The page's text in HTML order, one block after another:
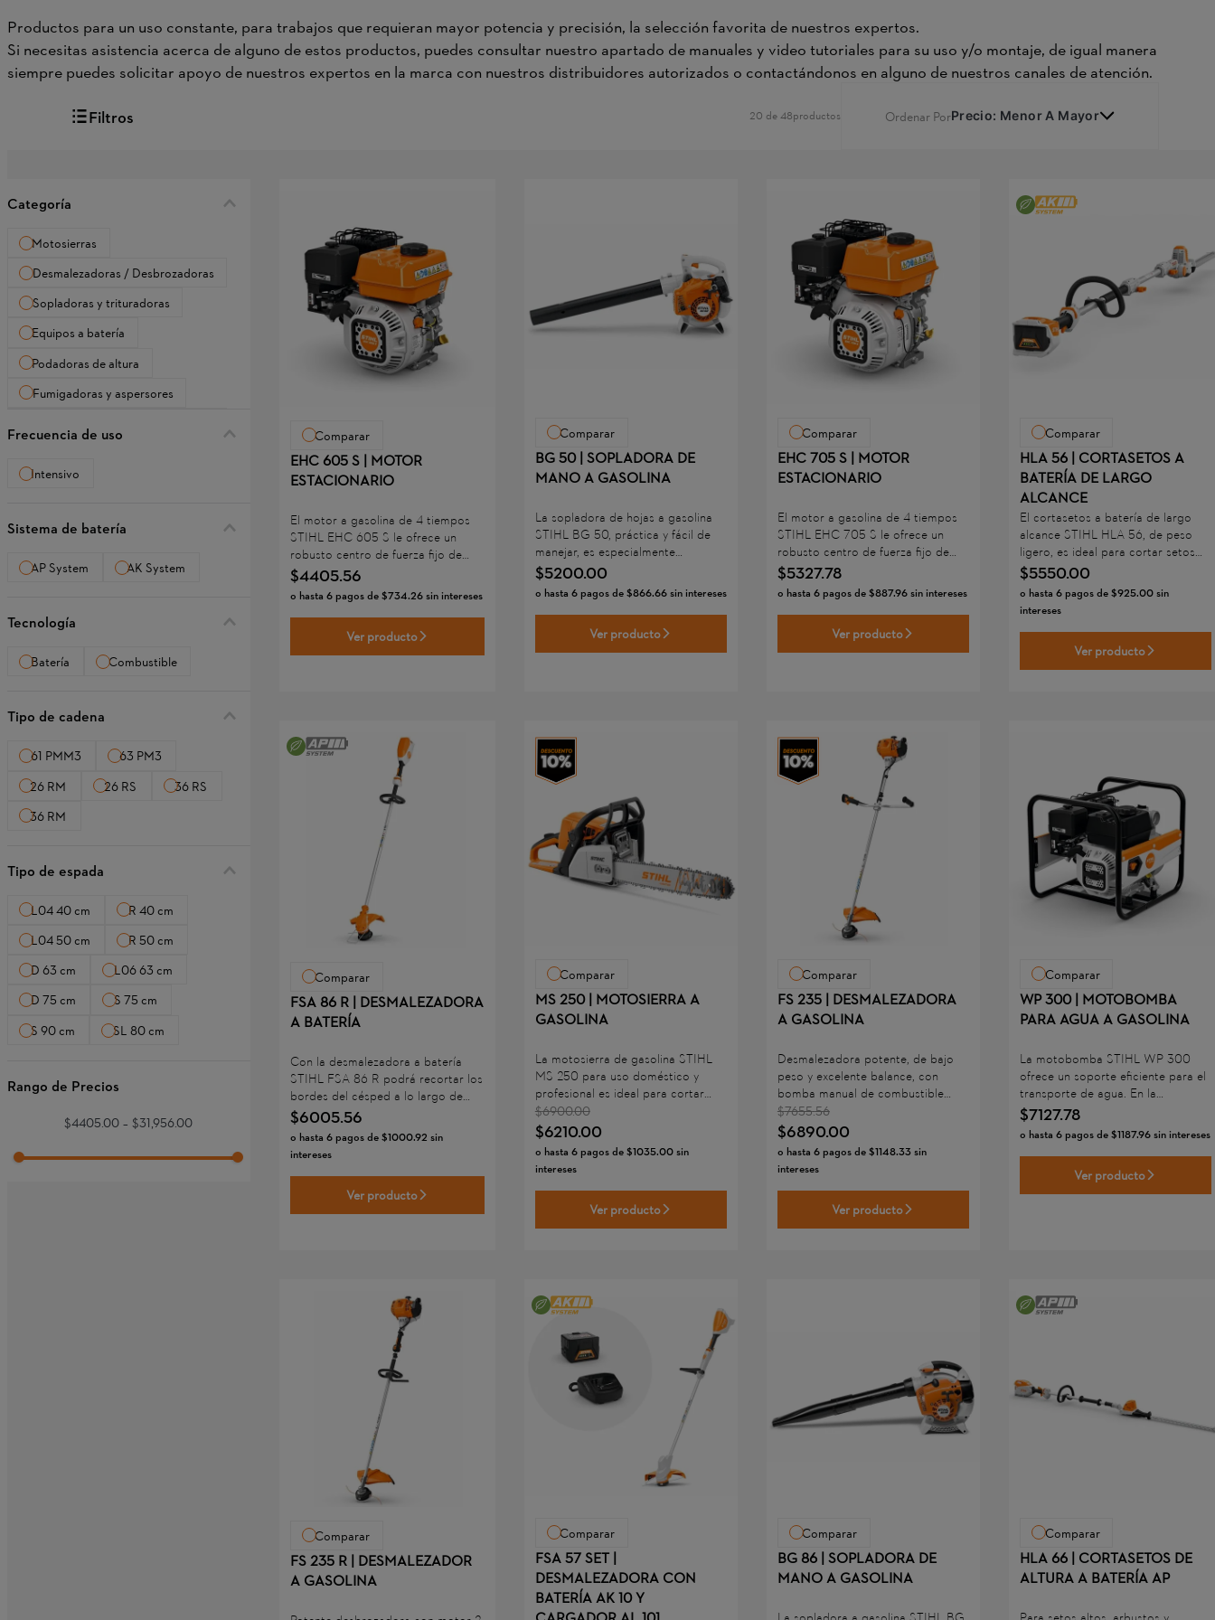
Productos para un uso constante, para trabajos que requieran mayor potencia y precisión, la selección favorita de nuestros expertos.
Si necesitas asistencia acerca de alguno de estos productos, puedes consultar nuestro apartado de manuales y video tutoriales para su uso y/o montaje, de igual manera
siempre puedes solicitar apoyo de nuestros expertos en la marca con nuestros distribuidores autorizados o contactándonos en alguno de nuestros canales de atención.
Filtros
20 de 48 Ordenar PorPrecio: Menor A Mayor
Categoría
Motosierras
Desmalezadoras / Desbrozadoras
Sopladoras y trituradoras
Equipos a batería
Podadoras de altura
Fumigadoras y aspersores
Frecuencia de uso
Intensivo
Sistema de batería
AP System AK System
Tecnología
Batería Combustible
Tipo de cadena
61 PMM3
63 PM3
26 RM
26 RS
36 RS
36 RM
Tipo de espada
L04 40 cm
R 40 cm
L04 50 cm
R 50 cm
D 63 cm
L06 63 cm
D 75 cm
S 75 cm
S 90 cm
SL 80 cm
$4405.00 – $31,956.00
Comparar
EHC 605 S | MOTOR
ESTACIONARIO
El motor a gasolina de 4 tiempos
STIHL EHC 605 S le ofrece un
robusto centro de fuerza fijo de
alto rendimiento, adecuado para
diversas actividades agrícolas y de
construcción. El eje de transmisión
forjado permite acoplar
cómodamente diversas
herramientas para facilitarle el
$4405.56
o hasta 6pagos de$734.26sin intereses
Ver producto
Comparar
BG 50 | SOPLADORA DE
MANO A GASOLINA
La sopladora de hojas a gasolina
STIHL BG 50, práctica y fácil de
manejar, es especialmente
adecuada para el trabajo en el
hogar, así como para tareas
domésticas y tareas sencillas en el
ámbito municipal.
$5200.00
o hasta 6pagos de$866.66sin intereses
Ver producto
Comparar
EHC 705 S | MOTOR
ESTACIONARIO
El motor a gasolina de 4 tiempos
STIHL EHC 705 S le ofrece un
robusto centro de fuerza fijo de
alto rendimiento, adecuado para
diversas actividades agrícolas y de
construcción. El eje de transmisión
forjado permite acoplar
cómodamente diversas
herramientas para facilitarle el
$5327.78
o hasta 6pagos de$887.96sin intereses
Ver producto
Comparar
HLA 56 | CORTASETOS A
BATERÍA DE LARGO
ALCANCE
El cortasetos a batería de largo
alcance STIHL HLA 56, de peso
ligero, es ideal para cortar setos
altos, arbustos y césped en
jardines residenciales y en entornos
sensibles al ruido. El STIHL HLA 56
utiliza baterías de iones de litio del
sistema STIHL AK.
$5550.00
o hasta 6pagos de$925.00sin
intereses
Ver producto
Comparar
FSA 86 R | DESMALEZADORA
A BATERÍA
Con la desmalezadora a batería
STIHL FSA 86 R podrá recortar los
bordes del césped a lo largo de
caminos y obstáculos de forma
limpia y eficiente. Los jardineros
aficionados, las pequeñas empresas
y los encargados de mantenimiento
también pueden cortar césped
pequeño gracias al potente motor
EC con un rendimiento de trabajo
$6005.56
o hasta 6pagos de$1000.92 sin
intereses
Ver producto
Comparar
MS 250 | MOTOSIERRA A
GASOLINA
La motosierra de gasolina STIHL
MS 250 para uso doméstico y
profesional es ideal para cortar
leña y para el cuidado de árboles y
arbustos, incluso para el corte de
ramas y árboles pequeños.
$6900.00
$6210.00
o hasta 6pagos de$1035.00sin
intereses
Ver producto
Comparar
FS 235 | DESMALEZADORA
A GASOLINA
Desmalezadora potente, de bajo
peso y excelente balance, con
bomba manual de combustible
manual para facilitar el arranque.
Cuenta con un moderno motor 2-
MIX que reduce el consumo y las
emisiones contaminantes. Sistema
antivibrador, empuñadura doble
ajustable, empuñadura
multifuncional, sistema de filtro de
aire de larga duración y carburador
$7655.56
$6890.00
o hasta 6pagos de$1148.33sin
intereses
Ver producto
Comparar
WP 300 | MOTOBOMBA
PARA AGUA A GASOLINA
La motobomba STIHL WP 300
ofrece un soporte eficiente para el
transporte de agua. En la
agricultura, por ejemplo, permite
extraer agua dulce de fuentes
superficiales como lagos, ríos,
canales y estanques para el riego
de áreas cultivadas. También puede
utilizarse para eliminar
$7127.78
o hasta 6pagos de$1187.96sin intereses
Ver producto
Comparar
FS 235 R | DESMALEZADOR
A GASOLINA
Comparar
FSA 57 SET |
DESMALEZADORA CON
BATERÍA AK 10 Y
Comparar
BG 86 | SOPLADORA DE
MANO A GASOLINA
Comparar
HLA 66 | CORTASETOS DE
ALTURA A BATERÍA AP